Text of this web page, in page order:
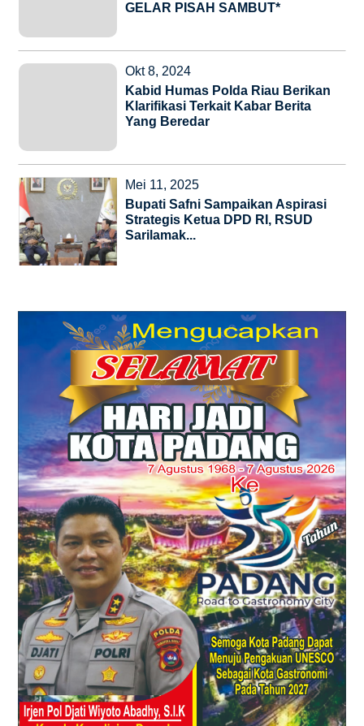
GELAR PISAH SAMBUT*
Okt 8, 2024
Kabid Humas Polda Riau Berikan
Klarifikasi Terkait Kabar Berita
Yang Beredar
Mei 11, 2025
Bupati Safni Sampaikan Aspirasi
Strategis Ketua DPD RI, RSUD
Sarilamak...